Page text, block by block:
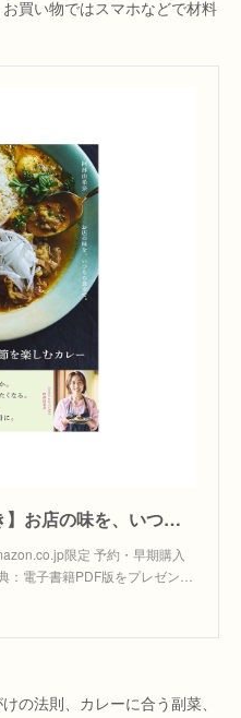
買い物ではスマホなどで材料
【予約・早期購入特典付き】お店の味を、いつもの食卓で。and CURRYの 季節を楽しむカレー
限定 予約・早期購入
：電子書籍PDF版をプレゼン…
の法則、カレーに合う副菜、